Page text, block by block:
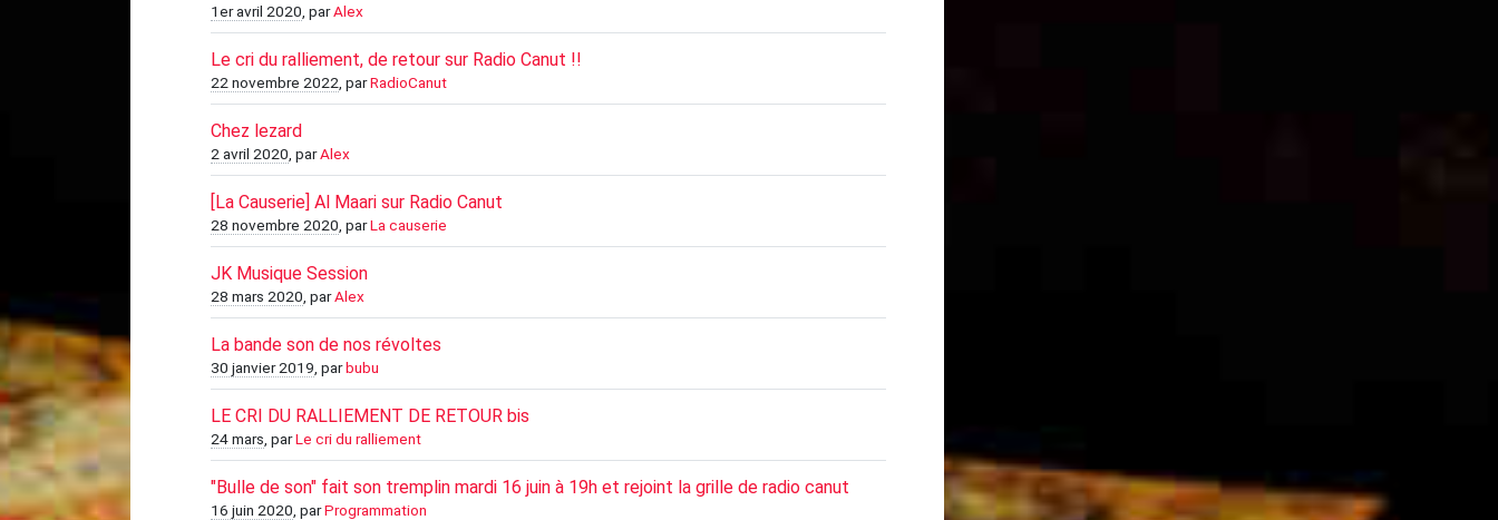
1er avril 2020 , parAlex
Le cri du ralliement, de retour sur Radio Canut !!
22 novembre 2022 , parRadioCanut
Chez lezard
2 avril 2020 , parAlex
[La Causerie] Al Maari sur Radio Canut
28 novembre 2020 , parLa causerie
JK Musique Session
28 mars 2020 , parAlex
La bande son de nos révoltes
30 janvier 2019 , parbubu
LE CRI DU RALLIEMENT DE RETOUR bis
24 mars , parLe cri du ralliement
"Bulle de son" fait son tremplin mardi 16 juin à 19h et rejoint la grille de radio canut
16 juin 2020 , parProgrammation